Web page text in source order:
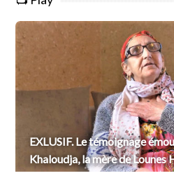
EXLUSIF. Le témoignage
Khaloudja, la mère de Lounes